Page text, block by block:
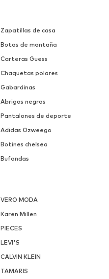
Zapatillas de casa
Botas de montaña
Carteras Guess
Chaquetas polares
Gabardinas
Abrigos negros
Pantalones de deporte
Adidas Ozweego
Botines chelsea
Bufandas
VERO MODA
Karen Millen
PIECES
LEVI'S
CALVIN KLEIN
TAMARIS